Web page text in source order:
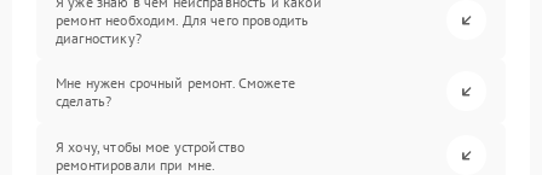
ремонт необходим. Для чего проводить
диагностику?
Мне нужен срочный ремонт. Сможете
сделать?
Я хочу, чтобы мое устройство
ремонтировали при мне.